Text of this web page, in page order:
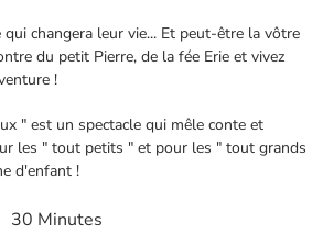
changera leur vie... Et peut-être la vôtre
du petit Pierre, de la fée Erie et vivez
!
" est un spectacle qui mêle conte et
les " tout petits " et pour les " tout grands
d'enfant !
30 Minutes